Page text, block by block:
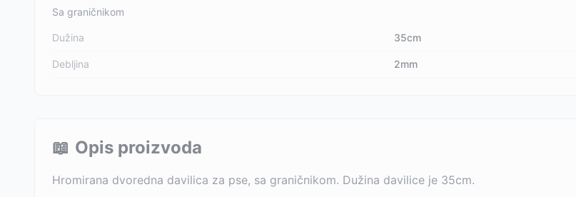
Sa graničnikom
Dužina 35cm
Debljina 2mm
📖 Opis proizvoda
Hromirana dvoredna davilica za pse, sa graničnikom. Dužina davilice je 35cm.